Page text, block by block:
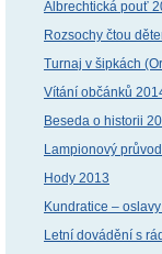
Albrechtická pouť
Rozsochy čtou
Turnaj v šipkách
Vítání občánků
Beseda o historii
Lampionový
Hody 2013
Kundratice –
Letní dovádění s